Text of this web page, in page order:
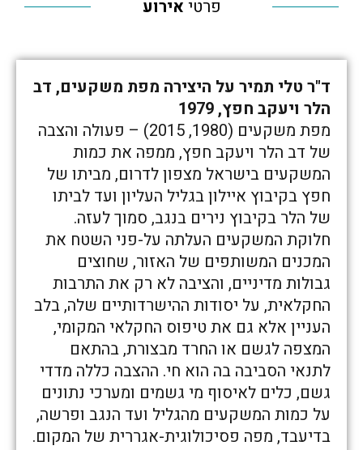
פרטי אירוע
ד"ר טלי תמיר על היצירה מפת משקעים, דב
הלר ויעקב חפץ, 1979
מפת משקעים (1980, 2015) – פעולה והצבה
של דב הלר ויעקב חפץ, ממפה את כמות
המשקעים בישראל מצפון לדרום, מביתו של
חפץ בקיבוץ איילון בגליל העליון ועד לביתו
של הלר בקיבוץ נירים בנגב, סמוך לעזה.
חלוקת המשקעים העלתה על-פני השטח את
המכנים המשותפים של האזור, שחוצים
גבולות מדיניים, והציבה לא רק את התרבות
החקלאית, על יסודות ההישרדותיים שלה, בלב
העניין אלא גם את טיפוס החקלאי המקומי,
המצפה לגשם או החרד מבצורת, בהתאם
לתנאי הסביבה בה הוא חי. ההצבה כללה מדדי
גשם, כלים לאיסוף מי גשמים ומערכי נתונים
על כמות המשקעים מהגליל ועד הנגב ופרשה,
בדיעבד, מפה פסיכולוגית-אגררית של המקום.